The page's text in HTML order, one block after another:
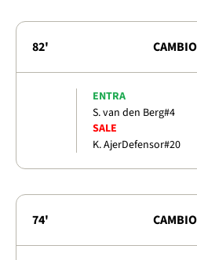
82' CAMBIO
ENTRA
S. van den Berg#4
SALE
K. AjerDefensor#20
74' CAMBIO